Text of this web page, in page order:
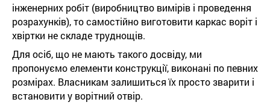
інженерних робіт (виробництво вимірів і проведення
розрахунків), то самостійно виготовити каркас воріт і
хвіртки не складе труднощів.
Для осіб, що не мають такого досвіду, ми
пропонуємо елементи конструкції, виконані по певних
розмірах. Власникам залишиться їх просто зварити і
встановити у ворітний отвір.